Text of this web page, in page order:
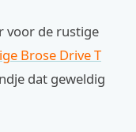
voor de rustige
Brose Drive T
dat geweldig